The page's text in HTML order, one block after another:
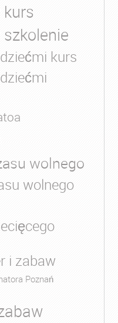
kurs
wolnego
wolnego
i zabaw
Poznań